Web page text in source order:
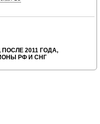
2011 ГОДА,
РФ И СНГ